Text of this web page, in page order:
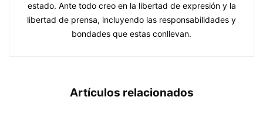
estado. Ante todo creo en la libertad de expresión y la
libertad de prensa, incluyendo las responsabilidades y
bondades que estas conllevan.
Artículos relacionados